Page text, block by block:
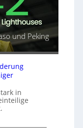
und Peking
in